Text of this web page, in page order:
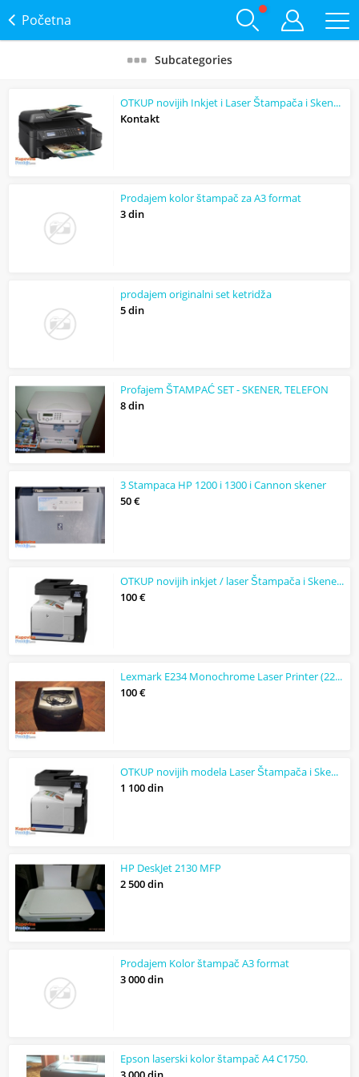
Početna
Subcategories
OTKUP novijih Inkjet i Laser Štampača i Skenera HP, Canon, Epson, Lexmark, Xerox...
Kontakt
Prodajem kolor štampač za A3 format
3 din
prodajem originalni set ketridža
5 din
Profajem ŠTAMPAĆ SET - SKENER, TELEFON
8 din
3 Stampaca HP 1200 i 1300 i Cannon skener
50 €
OTKUP novijih inkjet / laser Štampača i Skenera sa punim tonerom/ketridžima
100 €
Lexmark E234 Monochrome Laser Printer (22S0502)
100 €
OTKUP novijih modela Laser Štampača i Skenera
1 100 din
HP DeskJet 2130 MFP
2 500 din
Prodajem Kolor štampač A3 format
3 000 din
Epson laserski kolor štampač A4 C1750.